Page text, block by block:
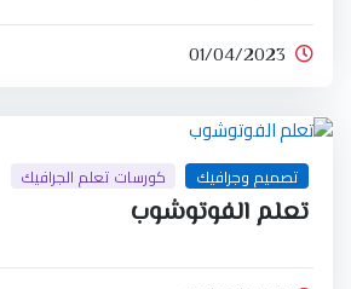
01/04/2023
تصميم وجرافيك كورسات تعلم الجرافيك
تعلم الفوتوشوب